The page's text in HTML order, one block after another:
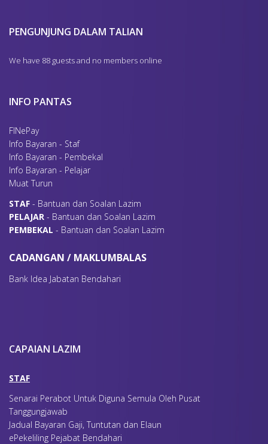
PENGUNJUNG DALAM TALIAN
We have 88 guests and no members online
INFO PANTAS
FINePay
Info Bayaran - Staf
Info Bayaran - Pembekal
Info Bayaran - Pelajar
Muat Turun
STAF - Bantuan dan Soalan Lazim
PELAJAR - Bantuan dan Soalan Lazim
PEMBEKAL - Bantuan dan Soalan Lazim
CADANGAN / MAKLUMBALAS
Bank Idea Jabatan Bendahari
CAPAIAN LAZIM
STAF
Senarai Perabot Untuk Diguna Semula Oleh Pusat
Tanggungjawab
Jadual Bayaran Gaji, Tuntutan dan Elaun
ePekeliling Pejabat Bendahari